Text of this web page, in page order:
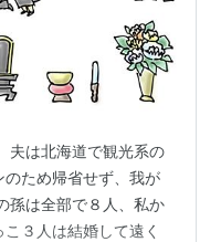
夫は北海道で観光系の
ため帰省せず、我が
孫は全部で８人、私か
３人は結婚して遠く